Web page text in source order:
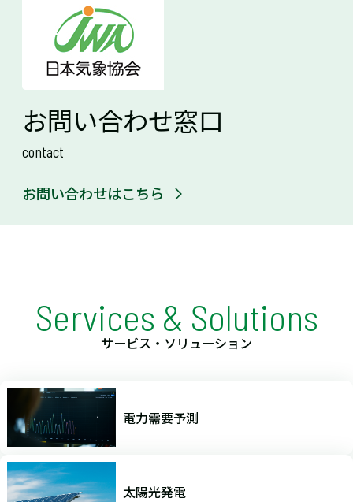
お問い合わせ窓口
contact
お問い合わせはこちら
Services & Solutions
サービス・ソリューション
電力需要予測
太陽光発電